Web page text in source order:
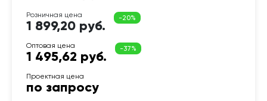
1 899,20 руб.
1 495,62 руб.
по запросу